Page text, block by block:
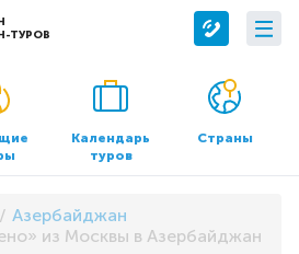
ТУРОВ
О компании
О нас
Контакты
Документы и реквизиты
Календарь
туров
Страны
Азербайджан
из Москвы в Азербайджан